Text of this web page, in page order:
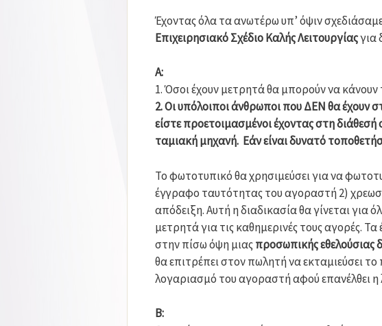
Έχοντας όλα τα ανωτέρω υπ’ όψιν
Επιχειρησιακό Σχέδιο Καλής Λειτουργίαςγια
A:
1. Όσοι έχουν μετρητά θα μπορούν να κάνουν
2. Οι υπόλοιποι άνθρωποι που ΔΕΝ θα έχουν
είστε προετοιμασμένοι έχοντας στη
ταμιακή μηχανή. Εάν είναι δυνατό
Το φωτοτυπικό θα χρησιμεύσει για να
έγγραφο ταυτότητας του αγοραστή 2)
απόδειξη. Αυτή η διαδικασία θα γίνεται για
μετρητά για τις καθημερινές τους αγορές.
στην πίσω όψη μιαςπροσωπικής εθελούσιας
θα επιτρέπει στον πωλητή να εκταμιεύσει
λογαριασμό του αγοραστή αφού επανέλθει
B: